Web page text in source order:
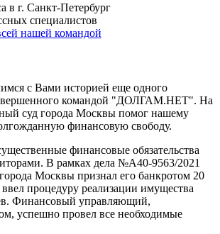
в г. Санкт-Петербург
специалистов
нашей командой
с Вами историей еще одного
командой "ДОЛГАМ.НЕТ". На
суд города Москвы помог нашему
финансовую свободу.
финансовые обязательства
В рамках дела №А40-9563/2021
Москвы признал его банкротом 20
процедуру реализации имущества
Финансовый управляющий,
успешно провел все необходимые